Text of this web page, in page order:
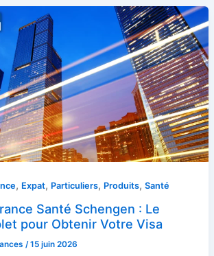
, Expat, Particuliers, Produits, Santé
Santé Schengen : Le
pour Obtenir Votre Visa
/15 juin 2026